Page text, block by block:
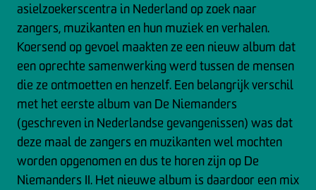
asielzoekerscentra in Nederland op zoek naar
zangers, muzikanten en hun muziek en verhalen.
Koersend op gevoel maakten ze een nieuw album dat
een oprechte samenwerking werd tussen de mensen
die ze ontmoetten en henzelf. Een belangrijk verschil
met het eerste album van De Niemanders
(geschreven in Nederlandse gevangenissen) was dat
deze maal de zangers en muzikanten wel mochten
worden opgenomen en dus te horen zijn op De
Niemanders II. Het nieuwe album is daardoor een mix